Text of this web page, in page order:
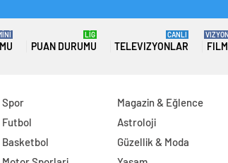
PUAN DURUMU
LİG
TELEVIZYONLAR
CANLI
Spor
Futbol
Basketbol
Magazin & Eğlence
Astroloji
Güzellik & Moda